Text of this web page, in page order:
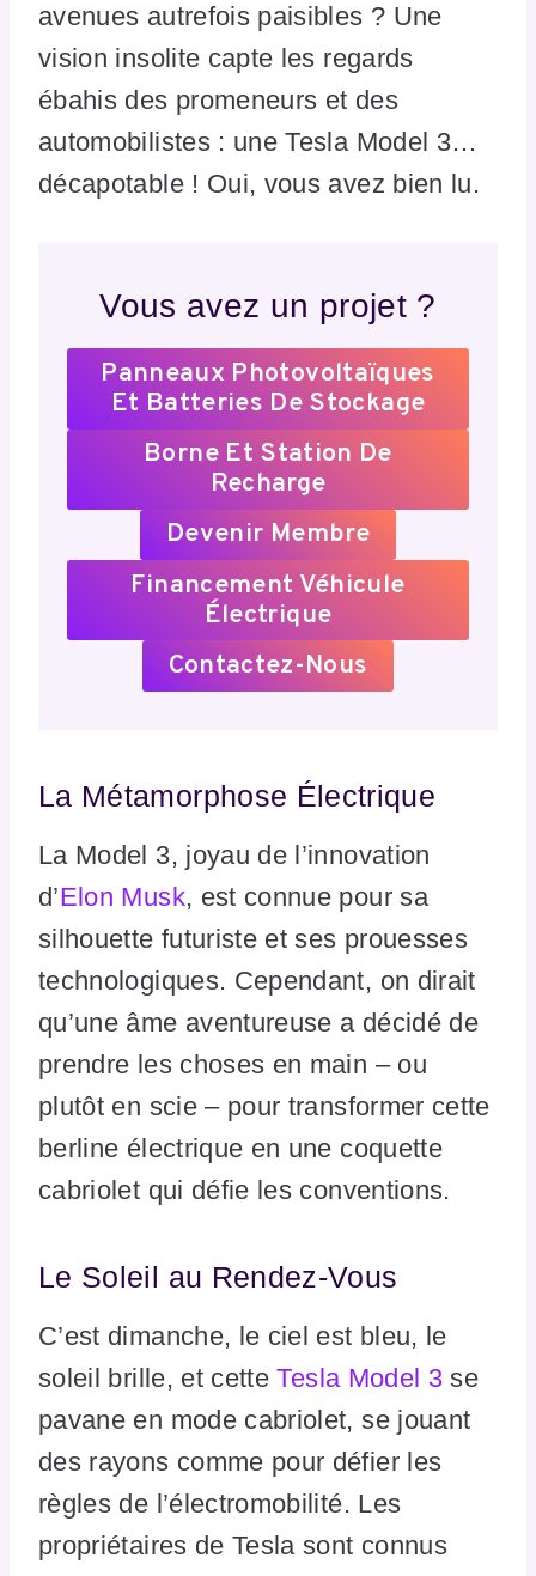
avenues autrefois paisibles ? Une
vision insolite capte les regards
ébahis des promeneurs et des
automobilistes : une Tesla Model 3…
décapotable ! Oui, vous avez bien lu.
Vous avez un projet ?
Panneaux Photovoltaïques
Et Batteries De Stockage
Borne Et Station De
Recharge
Devenir Membre
Financement Véhicule
Électrique
Contactez-Nous
La Métamorphose Électrique
La Model 3, joyau de l’innovation
d’Elon Musk, est connue pour sa
silhouette futuriste et ses prouesses
technologiques. Cependant, on dirait
qu’une âme aventureuse a décidé de
prendre les choses en main – ou
plutôt en scie – pour transformer cette
berline électrique en une coquette
cabriolet qui défie les conventions.
Le Soleil au Rendez-Vous
C’est dimanche, le ciel est bleu, le
soleil brille, et cetteTesla Model 3 se
pavane en mode cabriolet, se jouant
des rayons comme pour défier les
règles de l’électromobilité. Les
propriétaires de Tesla sont connus